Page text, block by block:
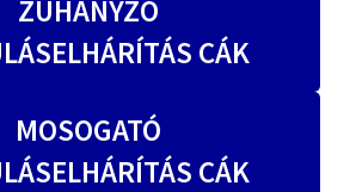
ZUHANYZÓ
CÁK
MOSOGATÓ
CÁK